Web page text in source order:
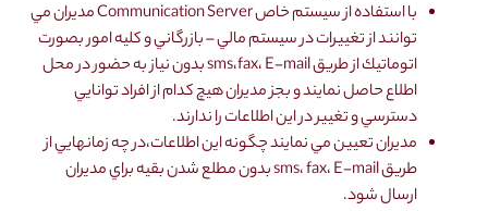
با استفاده از سيستم خاص Communication Server مديران مي
توانند از تغييرات در سيستم مالي – بازرگاني و كليه امور بصورت
اتوماتيك از طريق sms،fax، E-mail بدون نياز به حضور در محل
اطلاع حاصل نمايند و بجز مديران هيچ كدام از افراد توانايي
دسترسي و تغيير در اين اطلاعات را ندارند.
مديران تعيين مي نمايند چگونه اين اطلاعات،در چه زمانهايي از
طريق sms، fax، E-mail بدون مطلع شدن بقيه براي مديران
ارسال شود.